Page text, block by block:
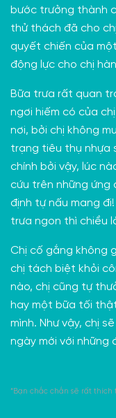
bước trưởng thành
thử thách đã cho
quyết chiến của
động lực cho chị
Bữa trưa rất quan
ngơi hiếm có của
nơi, bởi chị không
trạng tiêu thụ nhựa
chính bởi vậy, lúc
cứu trên những ứng
định tự nấu mang
trưa ngon thì chiều
Chị cố gắng không
chị tách biệt khỏi
nào, chị cũng tự
hay một bữa tối
mình. Như vậy, chị
ngày mới với những
“Bạn chắc chắn sẽ rất thích